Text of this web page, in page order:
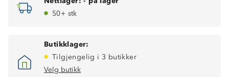
50+ stk
Butikklager:
Tilgjengelig i 3 butikker
Velg butikk